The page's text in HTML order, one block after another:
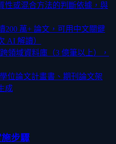
性或混合方法的判斷依據，與
200 萬+ 論文，可用中文關鍵
AI 解讀）
領域資料庫（3 億筆以上），
學位論文計畫書、期刊論文架
成
步驟